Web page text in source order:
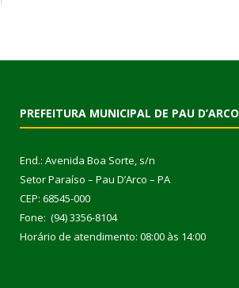
PREFEITURA MUNICIPAL DE PAU D’ARCO
End.: Avenida Boa Sorte, s/n
Setor Paraíso – Pau D’Arco – PA
CEP: 68545-000
Fone: (94) 3356-8104
Horário de atendimento: 08:00 às 14:00